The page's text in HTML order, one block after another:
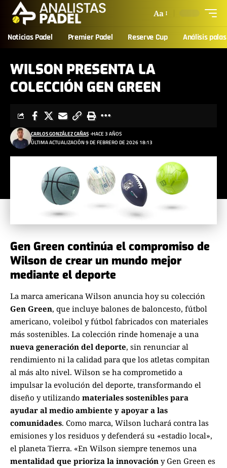
Aa
Noticias Padel Premier Padel Reserve Cup Análisis palas
WILSON PRESENTA LA
COLECCIÓN GEN GREEN
ÚLTIMA ACTUALIZACIÓN 9 DE FEBRERO DE 2026 18:13
CARLOS GONZÁLEZ CAÑAS HACE 3 AÑOS
Gen Green continúa el compromiso de
Wilson de crear un mundo mejor
mediante el deporte
La marca americana Wilson anuncia hoy su colección
Gen Green, que incluye balones de baloncesto, fútbol
americano, voleibol y fútbol fabricados con materiales
más sostenibles. La colección rinde homenaje a una
nueva generación del deporte, sin renunciar al
rendimiento ni la calidad para que los atletas compitan
al más alto nivel. Wilson se ha comprometido a
impulsar la evolución del deporte, transformando el
diseño y utilizando materiales sostenibles para
ayudar al medio ambiente y apoyar a las
comunidades. Como marca, Wilson luchará contra las
emisiones y los residuos y defenderá su «estadio local»,
el planeta Tierra. «En Wilson siempre tenemos una
mentalidad que prioriza la innovación y Gen Green es